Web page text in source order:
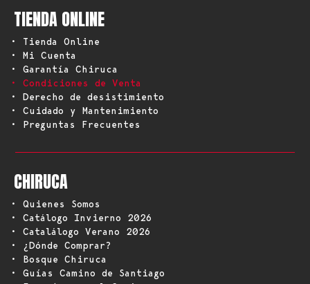
TIENDA ONLINE
• Tienda Online
• Mi Cuenta
• Garantía Chiruca
• Condiciones de Venta
• Derecho de desistimiento
• Cuidado y Mantenimiento
• Preguntas Frecuentes
CHIRUCA
• Quienes Somos
• Catálogo Invierno 2026
• Catalálogo Verano 2026
• ¿Dónde Comprar?
• Bosque Chiruca
• Guías Camino de Santiago